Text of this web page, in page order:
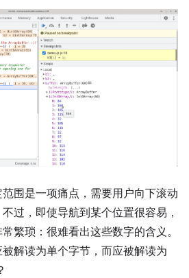
围是一项痛点，需要用户向下滚动
过，即使导航到某个位置很容易，
繁琐：很难看出这些数字的含义。
解读为单个字节，而应被解读为